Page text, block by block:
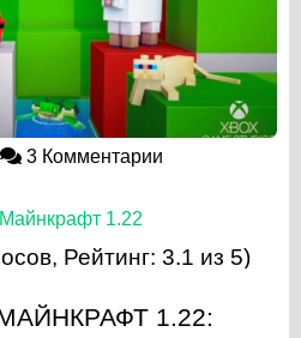
3 Комментарии
1.22
Рейтинг: 3.1 из 5)
1.22: